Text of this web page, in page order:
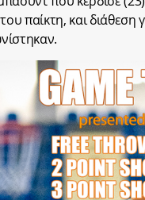
παίκτη, και διάθεση